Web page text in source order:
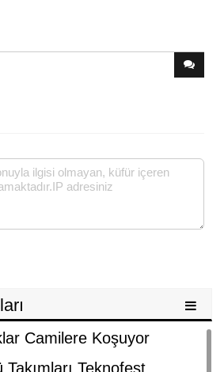
Camilere Koşuyor
Teknofest